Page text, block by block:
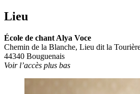
Lieu
École de chant Alya Voce
Chemin de la Blanche, Lieu dit la
44340 Bouguenais
Voir l’accès plus bas